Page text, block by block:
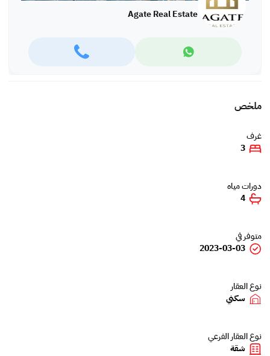
Agate Real Estate
ملخص
غرف
3
دورات مياه
4
متوفر في
2023-03-03
نوع العقار
سكني
نوع العقار الفرعي
شقة